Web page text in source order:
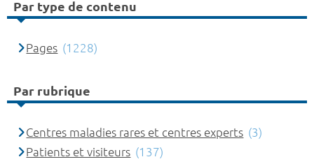
Par type de contenu
Pages (1228)
Par rubrique
Centres maladies rares et centres experts (3)
Patients et visiteurs (137)